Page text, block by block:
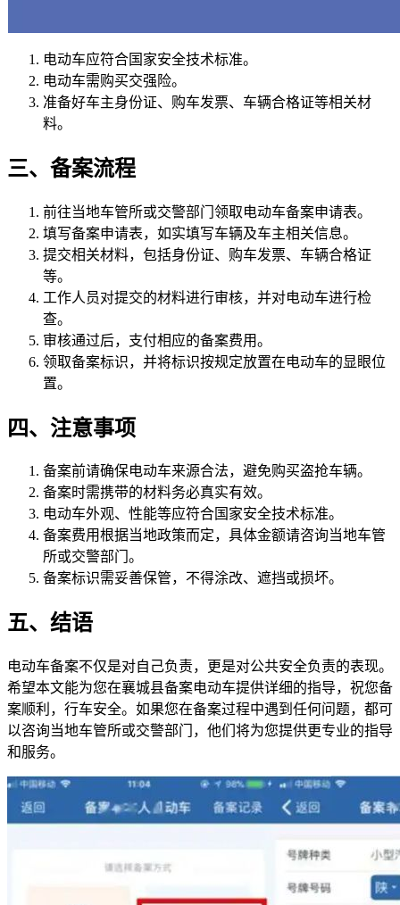
电动车应符合国家安全技术标准。
电动车需购买交强险。
准备好车主身份证、购车发票、车辆合格证等相关材
料。
三、备案流程
前往当地车管所或交警部门领取电动车备案申请表。
填写备案申请表，如实填写车辆及车主相关信息。
提交相关材料，包括身份证、购车发票、车辆合格证
等。
工作人员对提交的材料进行审核，并对电动车进行检
查。
审核通过后，支付相应的备案费用。
领取备案标识，并将标识按规定放置在电动车的显眼位
置。
四、注意事项
备案前请确保电动车来源合法，避免购买盗抢车辆。
备案时需携带的材料务必真实有效。
电动车外观、性能等应符合国家安全技术标准。
备案费用根据当地政策而定，具体金额请咨询当地车管
所或交警部门。
备案标识需妥善保管，不得涂改、遮挡或损坏。
五、结语
电动车备案不仅是对自己负责，更是对公共安全负责的表现。
希望本文能为您在襄城县备案电动车提供详细的指导，祝您备
案顺利，行车安全。如果您在备案过程中遇到任何问题，都可
以咨询当地车管所或交警部门，他们将为您提供更专业的指导
和服务。